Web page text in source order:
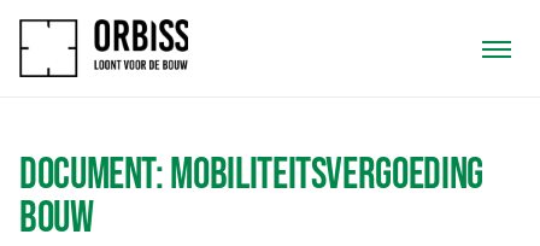
DOCUMENT: MOBILITEITSVERGOEDING
BOUW